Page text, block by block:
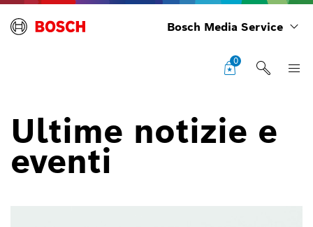
Bosch Media Service
0
Ultime notizie e
eventi